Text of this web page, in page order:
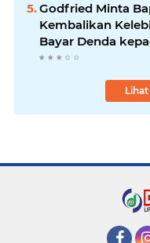
Godfried Minta
Kembalikan
Bayar Denda
Pajak